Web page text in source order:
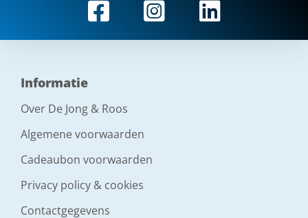
Informatie
Over De Jong & Roos
Algemene voorwaarden
Cadeaubon voorwaarden
Privacy policy & cookies
Contactgegevens